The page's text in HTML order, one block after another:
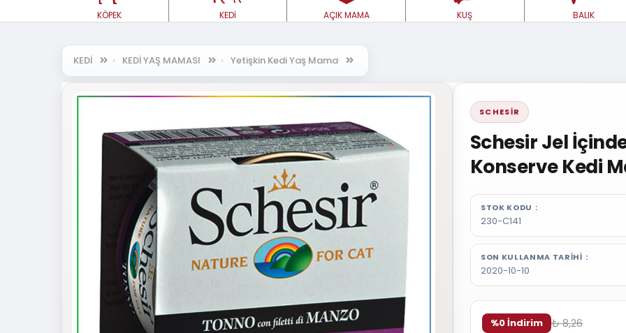
KÖPEK KEDİ AÇIK MAMA KUŞ BALIK
KEDİ KEDİ YAŞ MAMASI Yetişkin Kedi Yaş Mama
SCHESIR
Schesir Jel İçinde
Konserve Kedi
STOK KODU
230-C141
SON KULLANMA TARIHI
2020-10-10
%0 İndirim ₺ 8,26